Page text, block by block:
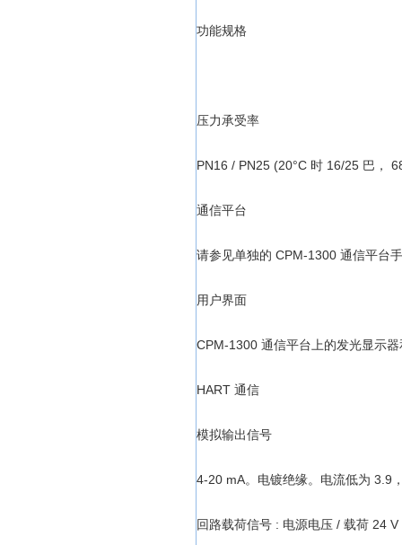
功能规格
压力承受率
PN16 / PN25 (20°C 时 16/25 巴，
通信平台
请参见单独的 CPM-1300 通信平台
用户界面
CPM-1300 通信平台上的发光显示
HART 通信
模拟输出信号
4-20 mA。电镀绝缘。电流低为 3.9
回路载荷信号 : 电源电压 / 载荷 24 V